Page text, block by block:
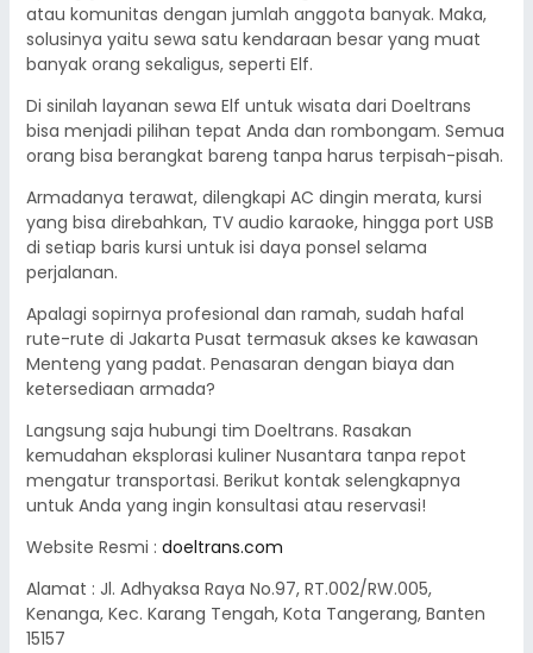
atau komunitas dengan jumlah anggota banyak. Maka,
solusinya yaitu sewa satu kendaraan besar yang muat
banyak orang sekaligus, seperti Elf.
Di sinilah layanan sewa Elf untuk wisata dari Doeltrans
bisa menjadi pilihan tepat Anda dan rombongam. Semua
orang bisa berangkat bareng tanpa harus terpisah-pisah.
Armadanya terawat, dilengkapi AC dingin merata, kursi
yang bisa direbahkan, TV audio karaoke, hingga port USB
di setiap baris kursi untuk isi daya ponsel selama
perjalanan.
Apalagi sopirnya profesional dan ramah, sudah hafal
rute-rute di Jakarta Pusat termasuk akses ke kawasan
Menteng yang padat. Penasaran dengan biaya dan
ketersediaan armada?
Langsung saja hubungi tim Doeltrans. Rasakan
kemudahan eksplorasi kuliner Nusantara tanpa repot
mengatur transportasi. Berikut kontak selengkapnya
untuk Anda yang ingin konsultasi atau reservasi!
Website Resmi : doeltrans.com
Alamat : Jl. Adhyaksa Raya No.97, RT.002/RW.005,
Kenanga, Kec. Karang Tengah, Kota Tangerang, Banten
15157